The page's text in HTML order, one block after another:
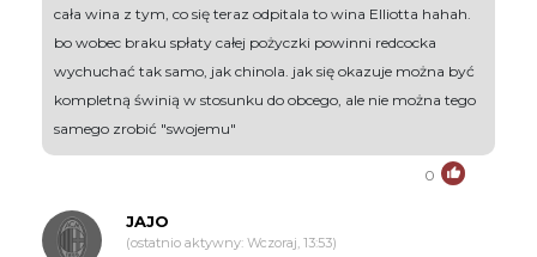
cała wina z tym, co się teraz odpitala to wina Elliotta hahah.
bo wobec braku spłaty całej pożyczki powinni redcocka
wychuchać tak samo, jak chinola. jak się okazuje można być
kompletną świnią w stosunku do obcego, ale nie można tego
samego zrobić "swojemu"
0
JAJO
(ostatnio aktywny: Wczoraj, 13:53)